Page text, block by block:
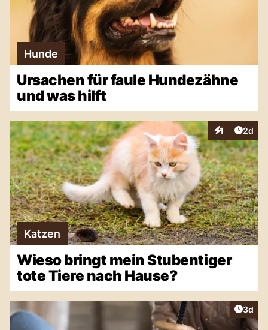
Hunde
Ursachen für faule Hundezähne
und was hilft
1
Interaktionen
2d
Katzen
Wieso bringt mein Stubentiger
tote Tiere nach Hause?
3d